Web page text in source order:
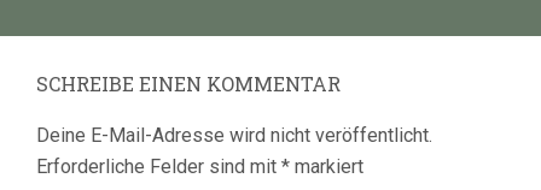
SCHREIBE EINEN KOMMENTAR
Deine E-Mail-Adresse wird nicht veröffentlicht.
Erforderliche Felder sind mit * markiert